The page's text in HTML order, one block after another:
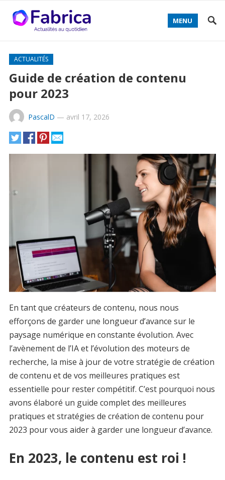
MENU
ACTUALITÉS
Guide de création de contenu
pour 2023
PascalD — avril 17, 2026
En tant que créateurs de contenu, nous nous
efforçons de garder une longueur d’avance sur le
paysage numérique en constante évolution. Avec
l’avènement de l’IA et l’évolution des moteurs de
recherche, la mise à jour de votre stratégie de création
de contenu et de vos meilleures pratiques est
essentielle pour rester compétitif. C’est pourquoi nous
avons élaboré un guide complet des meilleures
pratiques et stratégies de création de contenu pour
2023 pour vous aider à garder une longueur d’avance.
En 2023, le contenu est roi !